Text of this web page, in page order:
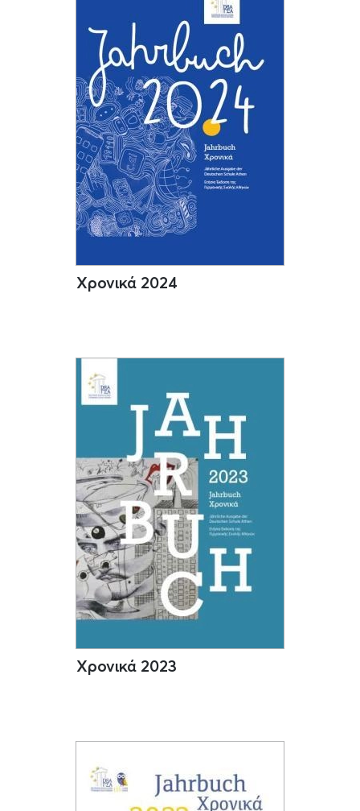
Χρονικά 2024
Χρονικά 2023